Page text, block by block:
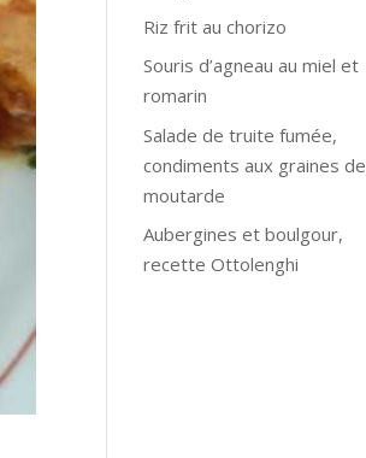
Riz frit au chorizo
Souris d’agneau au miel et
romarin
Salade de truite fumée,
condiments aux graines de
moutarde
Aubergines et boulgour,
recette Ottolenghi